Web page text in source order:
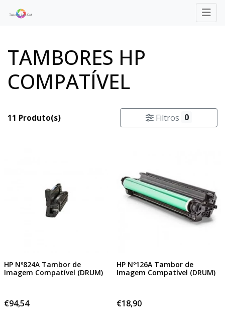
TAMBORES HP
COMPATÍVEL
11 Produto(s) Filtros 0
HP Nº824A Tambor de
Imagem Compatível (DRUM)
€94,54
HP Nº126A Tambor de
Imagem Compatível (DRUM)
€18,90